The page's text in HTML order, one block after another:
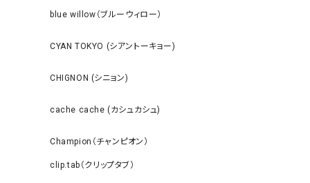
blue willow（ブルーウィロー）
CYAN TOKYO (シアントーキョー)
CHIGNON (シニョン)
cache cache (カシュカシュ)
Champion（チャンピオン）
clip.tab（クリップタブ）